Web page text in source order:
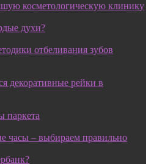
косметологическую клинику
духи?
отбеливания зубов
декоративные рейки в
часы – выбираем правильно